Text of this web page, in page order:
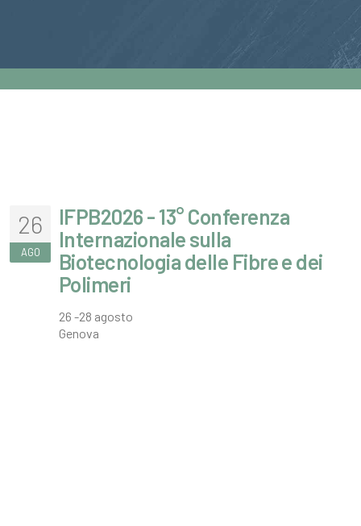
26
AGO
IFPB2026 - 13° Conferenza
Internazionale sulla
Biotecnologia delle Fibre e dei
Polimeri
26 -28 agosto
Genova